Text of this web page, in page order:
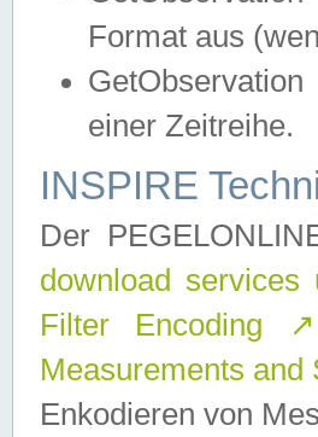
Format aus
einer Zeitreihe.
INSPIRE
Der
download
Filter Encoding
↗
Measurements
Enkodieren von